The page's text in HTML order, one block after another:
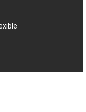
de que
más
en España. Por